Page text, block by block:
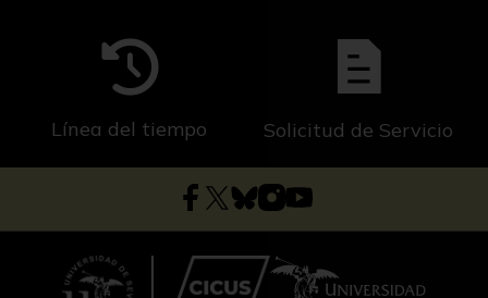
Línea del tiempo Solicitud de Servicio